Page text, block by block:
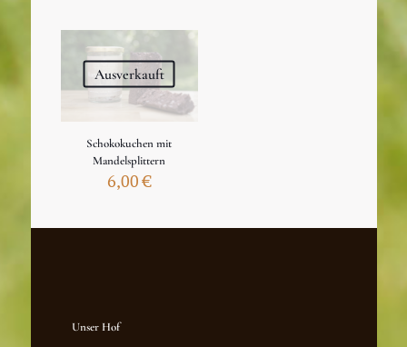
Ausverkauft
Schokokuchen mit
Mandelsplittern
6,00€
Unser Hof